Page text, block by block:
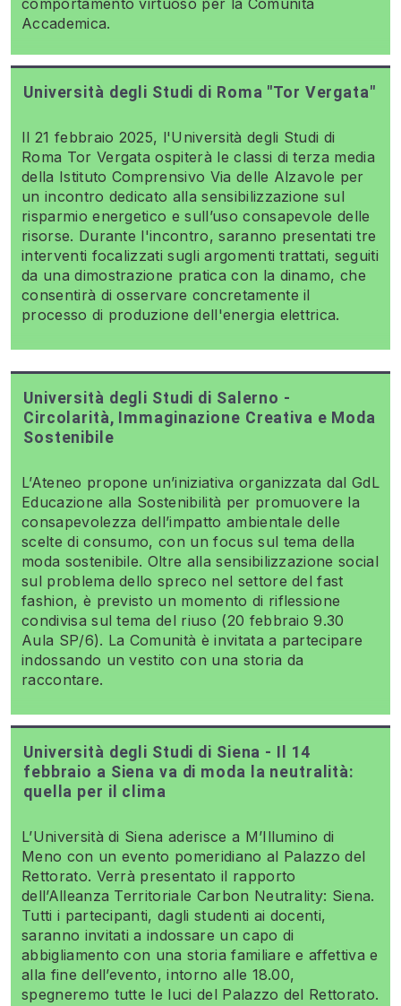
Accademica.
Università degli Studi di Roma "Tor Vergata"
Il 21 febbraio 2025, l'Università degli Studi di
Roma Tor Vergata ospiterà le classi di terza media
della Istituto Comprensivo Via delle Alzavole per
un incontro dedicato alla sensibilizzazione sul
risparmio energetico e sull’uso consapevole delle
risorse. Durante l'incontro, saranno presentati tre
interventi focalizzati sugli argomenti trattati, seguiti
da una dimostrazione pratica con la dinamo, che
consentirà di osservare concretamente il
processo di produzione dell'energia elettrica.
Università degli Studi di Salerno -
Circolarità, Immaginazione Creativa e Moda
Sostenibile
L’Ateneo propone un’iniziativa organizzata dal GdL
Educazione alla Sostenibilità per promuovere la
consapevolezza dell’impatto ambientale delle
scelte di consumo, con un focus sul tema della
moda sostenibile. Oltre alla sensibilizzazione social
sul problema dello spreco nel settore del fast
fashion, è previsto un momento di riflessione
condivisa sul tema del riuso (20 febbraio 9.30
Aula SP/6). La Comunità è invitata a partecipare
indossando un vestito con una storia da
raccontare.
Università degli Studi di Siena - Il 14
febbraio a Siena va di moda la neutralità:
quella per il clima
L’Università di Siena aderisce a M’Illumino di
Meno con un evento pomeridiano al Palazzo del
Rettorato. Verrà presentato il rapporto
dell’Alleanza Territoriale Carbon Neutrality: Siena.
Tutti i partecipanti, dagli studenti ai docenti,
saranno invitati a indossare un capo di
abbigliamento con una storia familiare e affettiva e
alla fine dell’evento, intorno alle 18.00,
spegneremo tutte le luci del Palazzo del Rettorato.